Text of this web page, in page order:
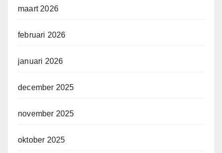
maart 2026
februari 2026
januari 2026
december 2025
november 2025
oktober 2025